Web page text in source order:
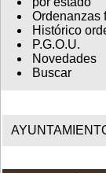
Ordenanzas
Histórico
P.G.O.U.
Novedades
Buscar